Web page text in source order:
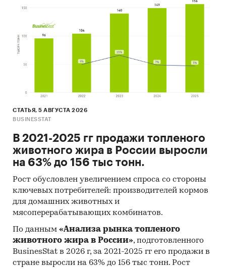
СТАТЬЯ, 5 АВГУСТА 2026
BUSINESSTAT
В 2021-2025 гг продажи топленого
животного жира в России выросли
на 63% до 156 тыс тонн.
Рост обусловлен увеличением спроса со стороны
ключевых потребителей: производителей кормов
для домашних животных и
мясоперерабатывающих комбинатов.
По данным «Анализа рынка топленого
животного жира в России», подготовленного
BusinesStat в 2026 г, за 2021-2025 гг его продажи в
стране выросли на 63% до 156 тыс тонн. Рост